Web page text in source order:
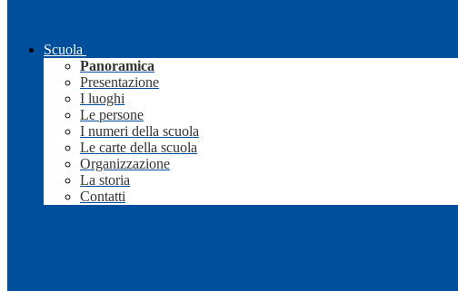
Scuola
Panoramica
Presentazione
I luoghi
Le persone
I numeri della scuola
Le carte della scuola
Organizzazione
La storia
Contatti